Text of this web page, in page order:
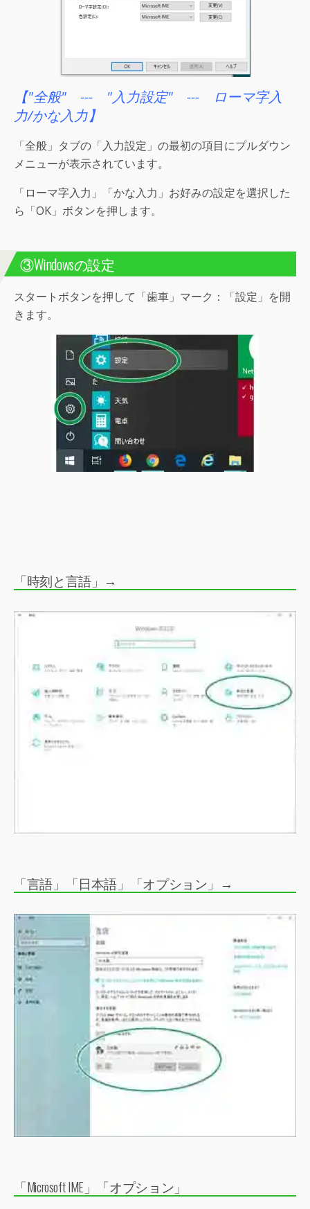
【"全般" --- "入力設定" --- ローマ字入
力/かな入力】
「全般」タブの「入力設定」の最初の項目にプルダウン
メニューが表示されています。
「ローマ字入力」「かな入力」お好みの設定を選択した
ら「OK」ボタンを押します。
③Windowsの設定
スタートボタンを押して「歯車」マーク：「設定」を開
きます。
「時刻と言語」→
「言語」「日本語」「オプション」→
「Microsoft IME」「オプション」